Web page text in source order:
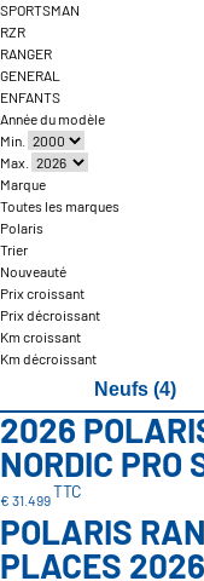
SPORTSMAN
RZR
RANGER
GENERAL
ENFANTS
Année du modèle
Min.
Max.
Marque
Toutes les marques
Polaris
Trier
Nouveauté
Prix croissant
Prix décroissant
Km croissant
Km décroissant
Neufs (4)
2026
NORDIC PRO
€ 31.499TTC
POLARIS
PLACES 2026